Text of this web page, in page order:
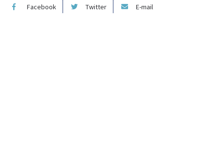
Facebook Twitter E-mail